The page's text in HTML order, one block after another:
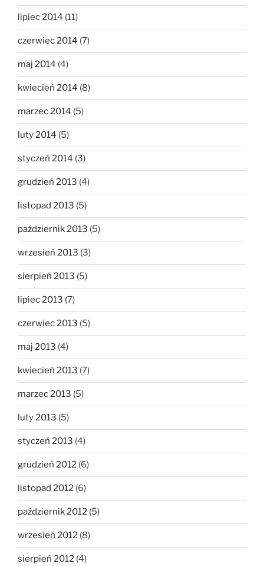
lipiec 2014 (11)
czerwiec 2014 (7)
maj 2014 (4)
kwiecień 2014 (8)
marzec 2014 (5)
luty 2014 (5)
styczeń 2014 (3)
grudzień 2013 (4)
listopad 2013 (5)
październik 2013 (5)
wrzesień 2013 (3)
sierpień 2013 (5)
lipiec 2013 (7)
czerwiec 2013 (5)
maj 2013 (4)
kwiecień 2013 (7)
marzec 2013 (5)
luty 2013 (5)
styczeń 2013 (4)
grudzień 2012 (6)
listopad 2012 (6)
październik 2012 (5)
wrzesień 2012 (8)
sierpień 2012 (4)